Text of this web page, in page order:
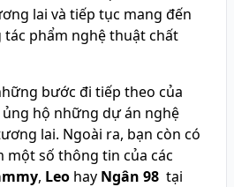
lai và tiếp tục mang đến
phẩm nghệ thuật chất
bước đi tiếp theo của
ủng hộ những dự án nghệ
lai. Ngoài ra, bạn còn có
một số thông tin của các
, Leo hay Ngân 98 tại